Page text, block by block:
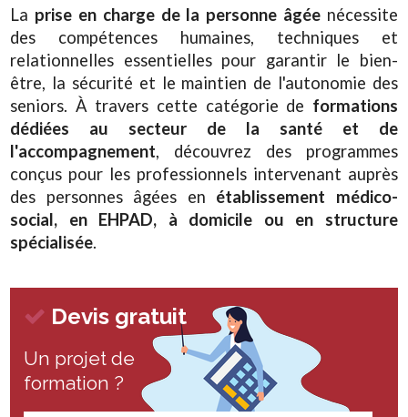
La prise en charge de la personne âgéenécessite
des compétences humaines, techniques et
relationnelles essentielles pour garantir le bien-
être, la sécurité et le maintien de l'autonomie des
seniors. À travers cette catégorie de formations
dédiées au secteur de la santé et de
l'accompagnement, découvrez des programmes
conçus pour les professionnels intervenant auprès
des personnes âgées en établissement médico-
social, en EHPAD, à domicile ou en structure
spécialisée.
Devis gratuit
Un projet de
formation ?